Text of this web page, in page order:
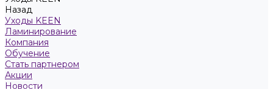
Назад
Уходы KEEN
Ламинирование
Компания
Обучение
Стать партнером
Акции
Новости